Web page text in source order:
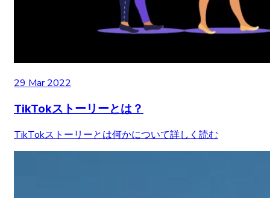
29 Mar 2022
TikTokストーリーとは？
TikTokストーリーとは何かについて詳しく読む